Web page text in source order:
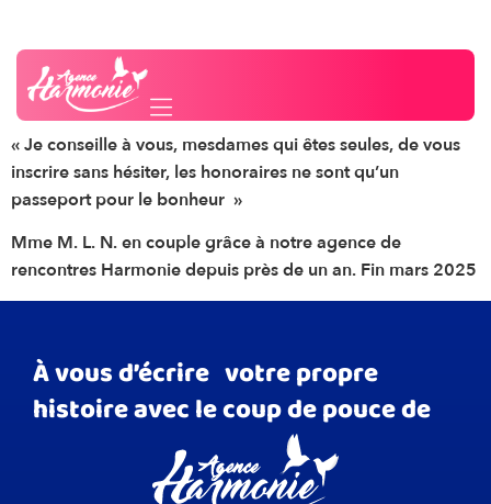
avis aux personnes
seules :
«Je conseille à vous, mesdames qui êtes seules, de vous
inscrire sans hésiter, les honoraires ne sont qu’un
passeport pour le bonheur »
Mme M. L. N. en couple grâce à notre agence de
rencontres Harmonie depuis près de un an. Fin mars 2025
À vous d’écrire votre propre
histoire avec le coup de pouce de